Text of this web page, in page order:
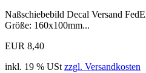
Naßschiebebild Decal Versand
Größe: 160x100mm...
EUR 8,40
inkl. 19 % USt zzgl. Versandkosten